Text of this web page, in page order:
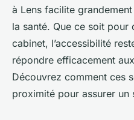
à Lens facilite
la santé. Que ce soit
cabinet, l’accessibilité
répondre efficacement
Découvrez comment ces
proximité pour assurer un